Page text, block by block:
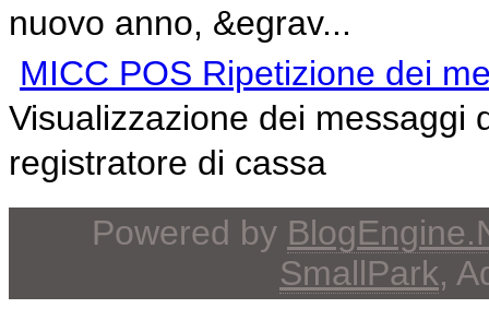
nuovo anno, &egrav...
MICC POS Ripetizione dei
Visualizzazione dei messaggi
registratore di cassa
Powered by
SmallPark,